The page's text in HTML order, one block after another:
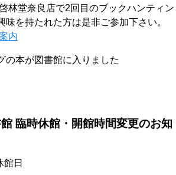
林堂奈良店で2回目のブックハンティン
味を持たれた方は是非ご参加下さい。
内
臨時休館・開館時間変更のお知
館日